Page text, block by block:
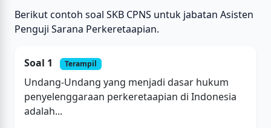
Berikut contoh soal SKB CPNS untuk jabatan Asisten
Penguji Sarana Perkeretaapian.
Soal 1 Terampil
Undang-Undang yang menjadi dasar hukum
penyelenggaraan perkeretaapian di Indonesia
adalah...